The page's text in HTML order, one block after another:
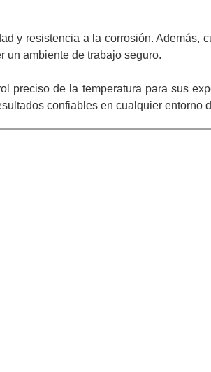
y resistencia a la corrosión. Además,
un ambiente de trabajo seguro.
preciso de la temperatura para sus
confiables en cualquier entorno